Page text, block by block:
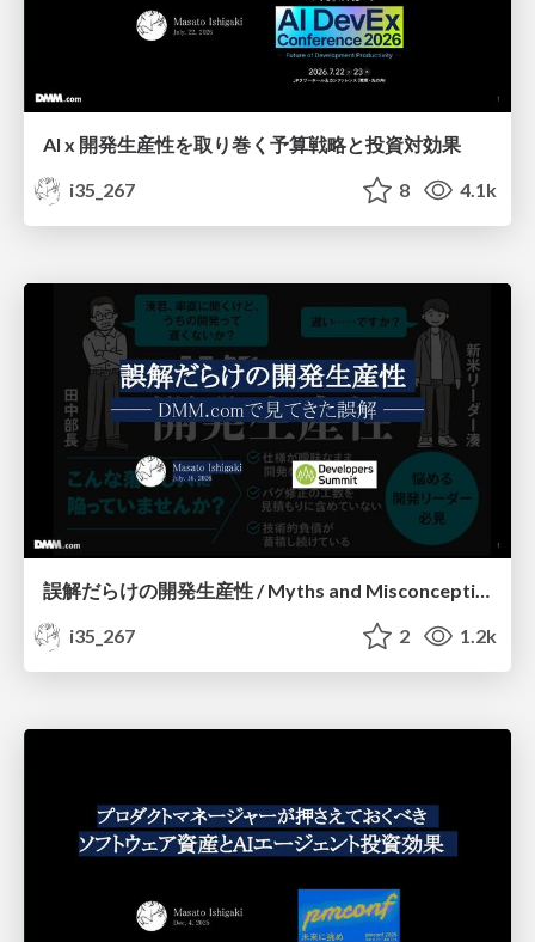
AI x 開発生産性を取り巻く予算戦略と投資対効果
i35_267
8 4.1k
i35_267
2 1.2k